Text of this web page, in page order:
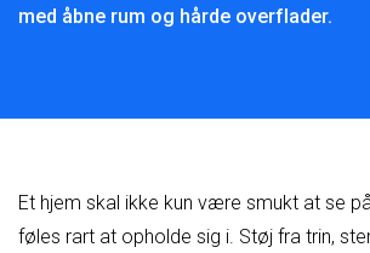
med åbne rum og hårde overflader.
Et hjem skal ikke kun være smukt at se
føles rart at opholde sig i. Støj fra trin,